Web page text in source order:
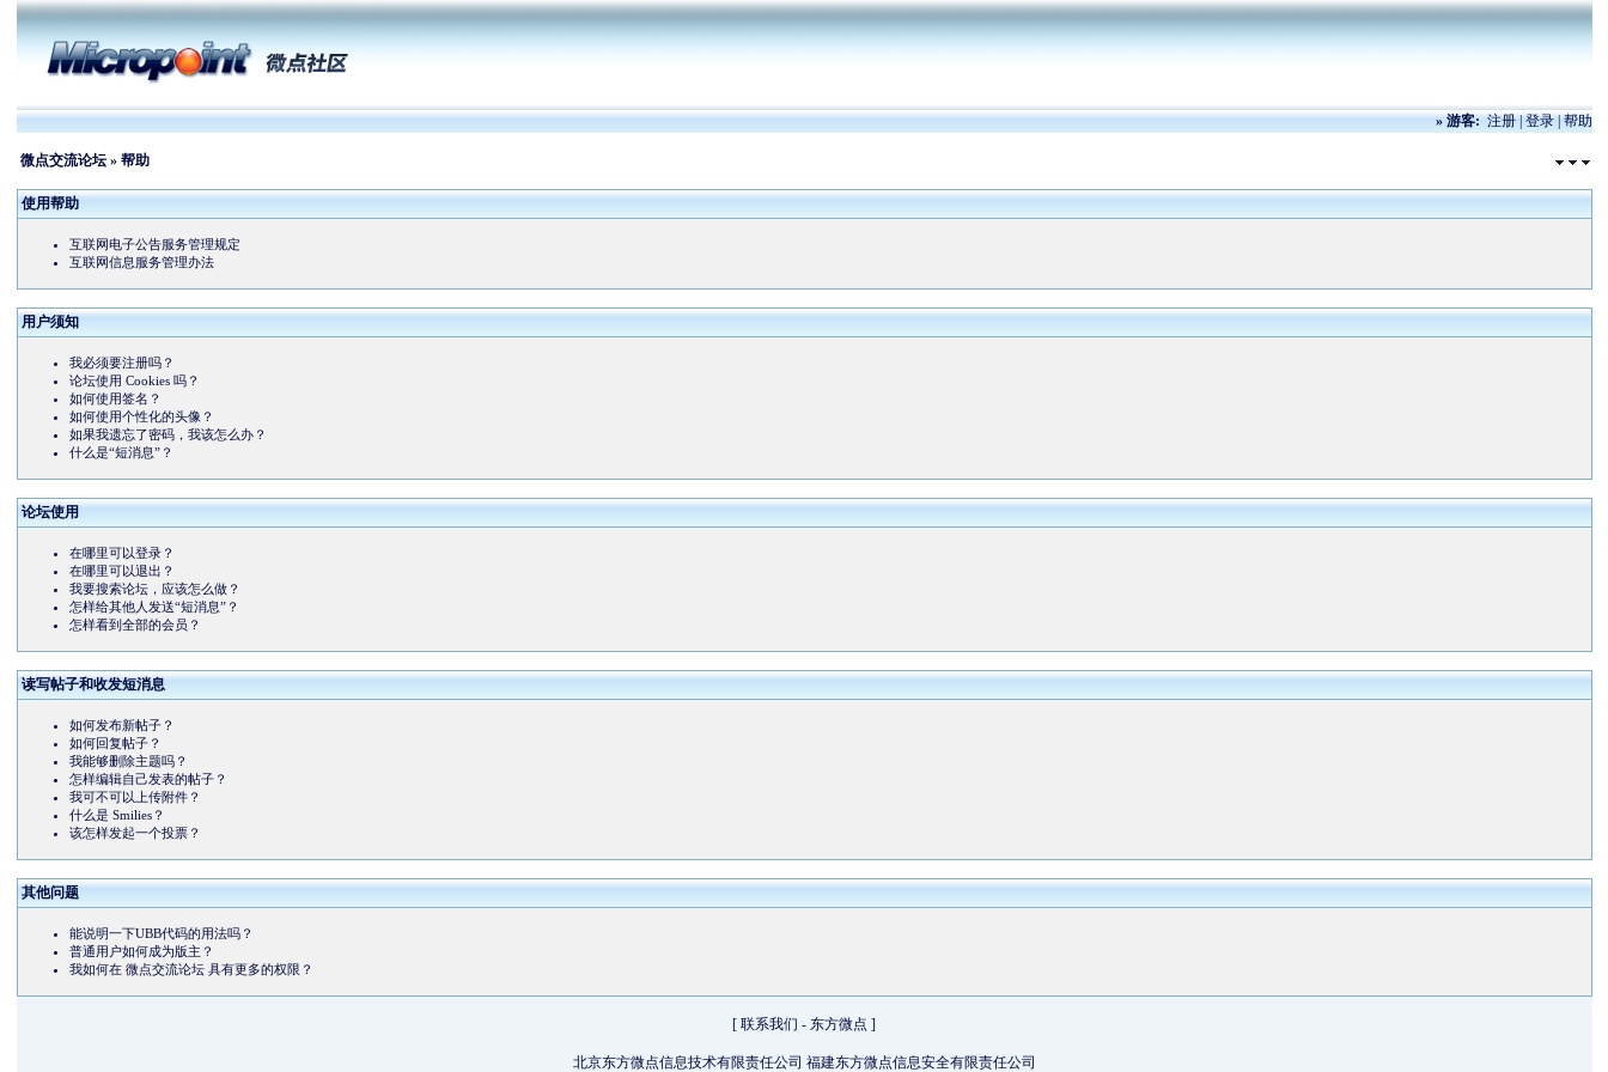
» 游客:注册|登录|帮助
微点交流论坛» 帮助
使用帮助
互联网电子公告服务管理规定
互联网信息服务管理办法
用户须知
我必须要注册吗？
论坛使用 Cookies 吗？
如何使用签名？
如何使用个性化的头像？
如果我遗忘了密码，我该怎么办？
什么是“短消息”？
论坛使用
在哪里可以登录？
在哪里可以退出？
我要搜索论坛，应该怎么做？
怎样给其他人发送“短消息”？
怎样看到全部的会员？
读写帖子和收发短消息
如何发布新帖子？
如何回复帖子？
我能够删除主题吗？
怎样编辑自己发表的帖子？
我可不可以上传附件？
什么是 Smilies？
该怎样发起一个投票？
其他问题
能说明一下UBB代码的用法吗？
普通用户如何成为版主？
我如何在 微点交流论坛 具有更多的权限？
[ 联系我们 - 东方微点 ]
北京东方微点信息技术有限责任公司 福建东方微点信息安全有限责任公司